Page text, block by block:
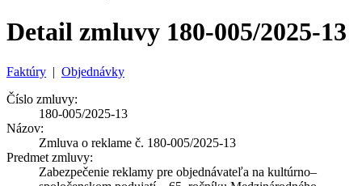
Detail zmluvy 180-005/2025-13
Faktúry | Objednávky
Číslo zmluvy:
180-005/2025-13
Názov:
Zmluva o reklame č. 180-005/2025-13
Predmet zmluvy:
Zabezpečenie reklamy pre objednávateľa na kultúrno–